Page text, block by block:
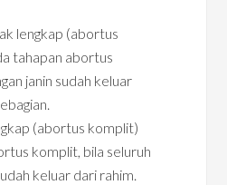
lengkap (abortus
tahapan abortus
janin sudah keluar
(abortus komplit)
komplit, bila seluruh
keluar dari rahim.